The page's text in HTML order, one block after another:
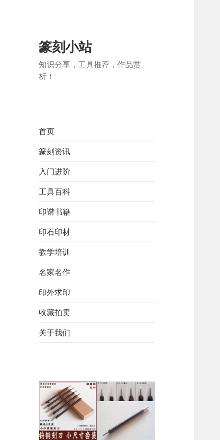
篆刻小站
知识分享，工具推荐，作品赏
析！
首页
篆刻资讯
入门进阶
工具百科
印谱书籍
印石印材
教学培训
名家名作
印外求印
收藏拍卖
关于我们